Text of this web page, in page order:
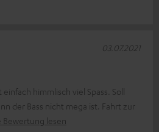
himmlisch viel Spass. Soll
der Bass nicht mega ist. Fahrt zur
Bewertung lesen
03.07.2021